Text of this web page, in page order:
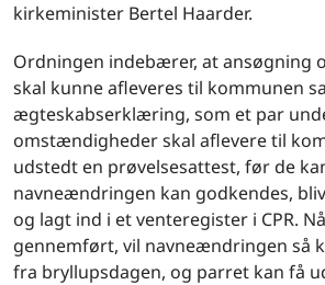
kirkeminister Bertel Haarder.
Ordningen indebærer, at ansøgning
skal kunne afleveres til kommunen
ægteskabserklæring, som et par
omstændigheder skal aflevere til
udstedt en prøvelsesattest, før de
navneændringen kan godkendes,
og lagt ind i et venteregister i CPR.
gennemført, vil nav­neændringen så
fra bryllupsdagen, og parret kan få